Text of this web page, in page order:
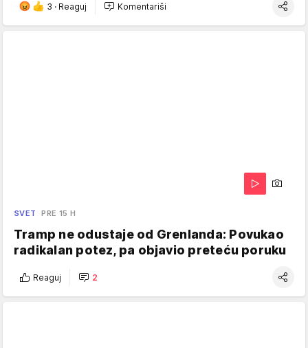
3 · Reaguj Komentariši
SVET PRE 15 H
Tramp ne odustaje od Grenlanda: Povukao
radikalan potez, pa objavio preteću poruku
Reaguj 2